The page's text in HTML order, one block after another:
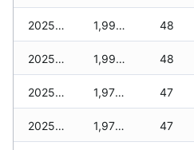
2025-12-18 1,990 zł 48
2025-12-17 1,990 zł 48
2025-12-16 1,970 zł 47
2025-12-15 1,970 zł 47